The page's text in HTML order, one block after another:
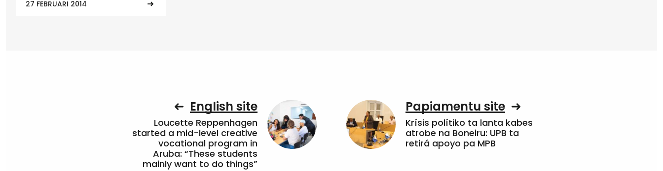
27 FEBRUARI 2014
English site
Loucette Reppenhagen
started a mid-level creative
vocational program in
Aruba: “These students
mainly want to do things”
Papiamentu site
Krísis polítiko ta lanta kabes
atrobe na Boneiru: UPB ta
retirá apoyo pa MPB